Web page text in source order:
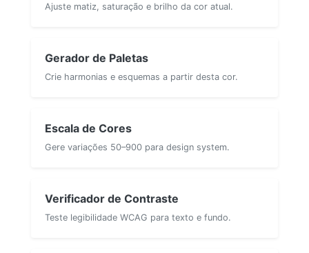
Ajuste matiz, saturação e brilho da cor atual.
Gerador de Paletas
Crie harmonias e esquemas a partir desta cor.
Escala de Cores
Gere variações 50–900 para design system.
Verificador de Contraste
Teste legibilidade WCAG para texto e fundo.